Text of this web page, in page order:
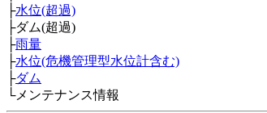
├水位(超過)
├ダム(超過)
├雨量
├水位(危機管理型水位計含む)
├ダム
└メンテナンス情報